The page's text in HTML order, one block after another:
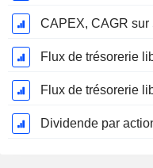
CAPEX, CAGR sur
Dividende par